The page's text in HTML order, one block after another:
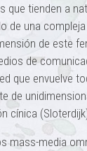
que tienden a
de una
de este
de
que envuelve
de
cínica
mass-media